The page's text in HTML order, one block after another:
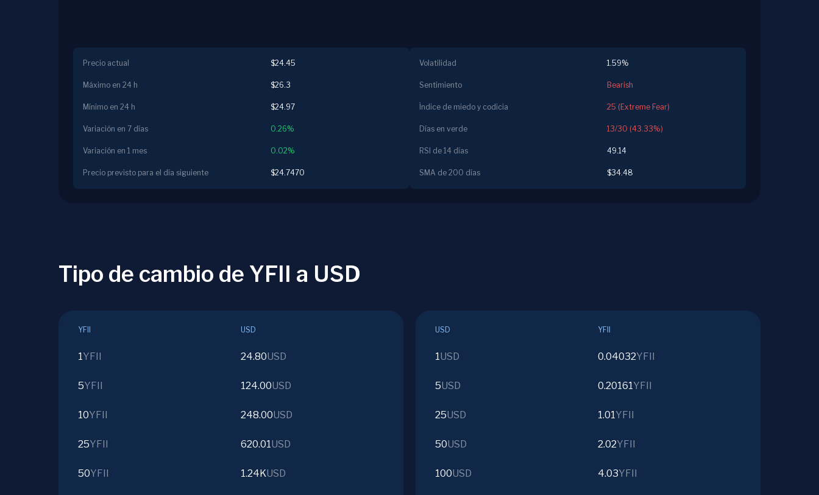
Precio actual $24.45
Máximo en 24 h $26.3
Mínimo en 24 h $24.97
Variación en 7 días 0.26%
Variación en 1 mes 0.02%
Precio previsto para el día siguiente $24.7470
Volatilidad 1.59%
Sentimiento Bearish
Índice de miedo y codicia 25 (Extreme Fear)
Días en verde 13/30 (43.33%)
RSI de 14 días 49.14
SMA de 200 días $34.48
Tipo de cambio de YFII a USD
YFII USD
1YFII 24.80USD
5YFII 124.00USD
10YFII 248.00USD
25YFII 620.01USD
50YFII 1.24KUSD
USD YFII
1USD 0.04032YFII
5USD 0.20161YFII
25USD 1.01YFII
50USD 2.02YFII
100USD 4.03YFII